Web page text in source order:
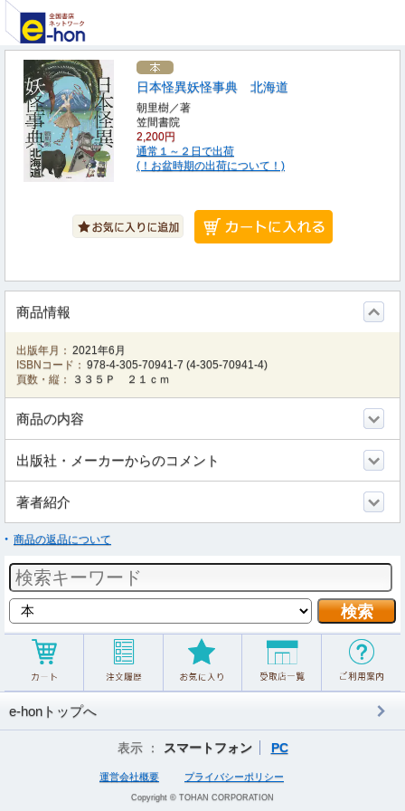
日本怪異妖怪事典 北海道
朝里樹／著
笠間書院
2,200円
通常１～２日で出荷
(！お盆時期の出荷について！)
商品情報
出版年月： 2021年6月
ISBNコード： 978-4-305-70941-7 (4-305-70941-4)
頁数・縦：
３３５Ｐ ２１ｃｍ
商品の内容
出版社・メーカーからのコメント
著者紹介
商品の返品について
e-honトップへ
表示 ： スマートフォン PC
運営会社概要 プライバシーポリシー
Copyright © TOHAN CORPORATION